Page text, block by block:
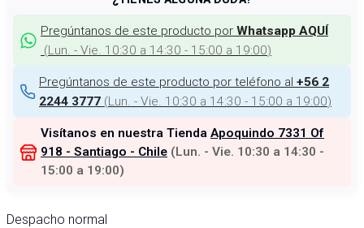
Pregúntanos de este producto por Whatsapp AQUÍ
(Lun. - Vie. 10:30 a 14:30 - 15:00 a 19:00)
Pregúntanos de este producto por teléfono al +56 2
2244 3777 (Lun. - Vie. 10:30 a 14:30 - 15:00 a 19:00)
Visítanos en nuestra Tienda Apoquindo 7331 Of
918 - Santiago - Chile (Lun. - Vie. 10:30 a 14:30 -
15:00 a 19:00)
Despacho normal